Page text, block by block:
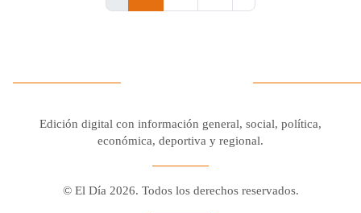
Edición digital con información general, social, política,
económica, deportiva y regional.
© El Día 2026. Todos los derechos reservados.